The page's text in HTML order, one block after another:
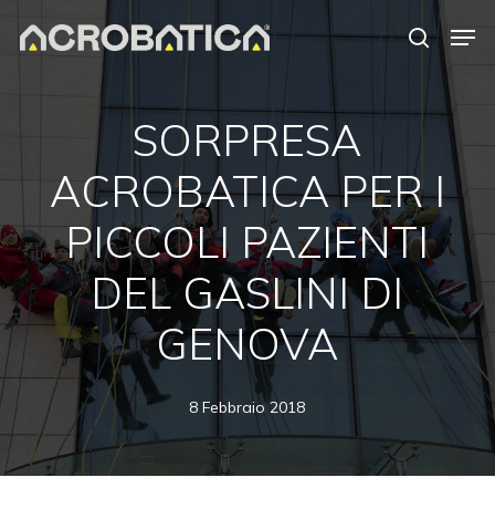
search
SORPRESA
ACROBATICA PER I
PICCOLI PAZIENTI
DEL GASLINI DI
GENOVA
8 Febbraio 2018
Close
Menu